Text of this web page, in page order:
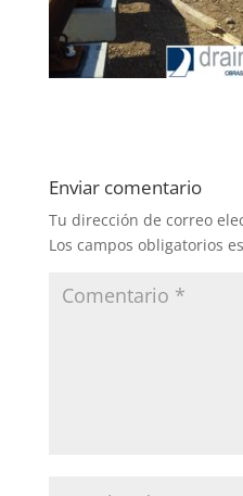
Enviar comentario
Tu dirección de correo
Los campos obligatorios